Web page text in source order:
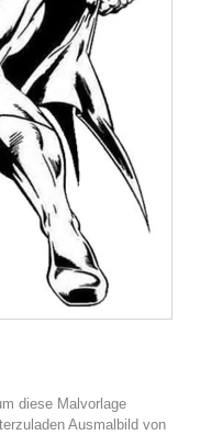
diese Malvorlage
Ausmalbild von